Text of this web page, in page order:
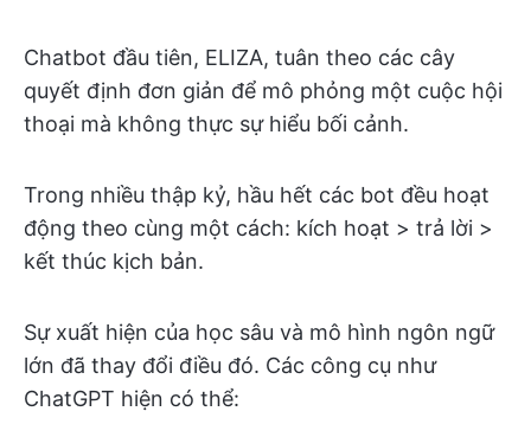
Chatbot đầu tiên, ELIZA, tuân theo các cây
quyết định đơn giản để mô phỏng một cuộc hội
thoại mà không thực sự hiểu bối cảnh.
Trong nhiều thập kỷ, hầu hết các bot đều hoạt
động theo cùng một cách: kích hoạt > trả lời >
kết thúc kịch bản.
Sự xuất hiện của học sâu và mô hình ngôn ngữ
lớn đã thay đổi điều đó. Các công cụ như
ChatGPT hiện có thể: